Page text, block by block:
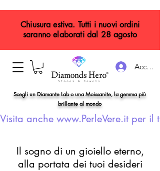
Accedi
Scegli un Diamante Lab o una Moissanite, la gemma più
brillante al mondo
Visita anche www.PerleVere.it per il
Chiusura estiva. Tutti i nuovi ordini
saranno elaborati dal 28 agosto
Il sogno di un gioiello eterno,
alla portata dei tuoi desideri